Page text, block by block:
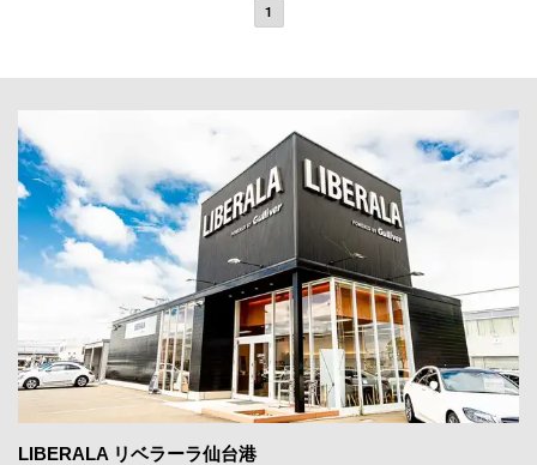
1
LIBERALA リベラーラ仙台港